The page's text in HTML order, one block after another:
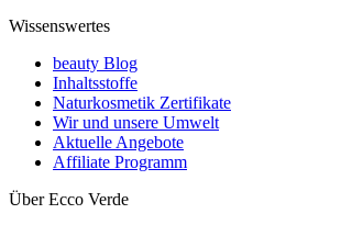
Wissenswertes
beauty Blog
Inhaltsstoffe
Naturkosmetik Zertifikate
Wir und unsere Umwelt
Aktuelle Angebote
Affiliate Programm
Über Ecco Verde